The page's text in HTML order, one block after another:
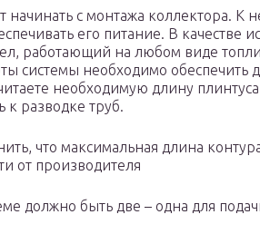
начинать с монтажа коллектора. К
его питание. В качестве
работающий на любом виде
системы необходимо обеспечить
необходимую длину
к разводке труб.
что максимальная длина
от производителя
должно быть две – одна для